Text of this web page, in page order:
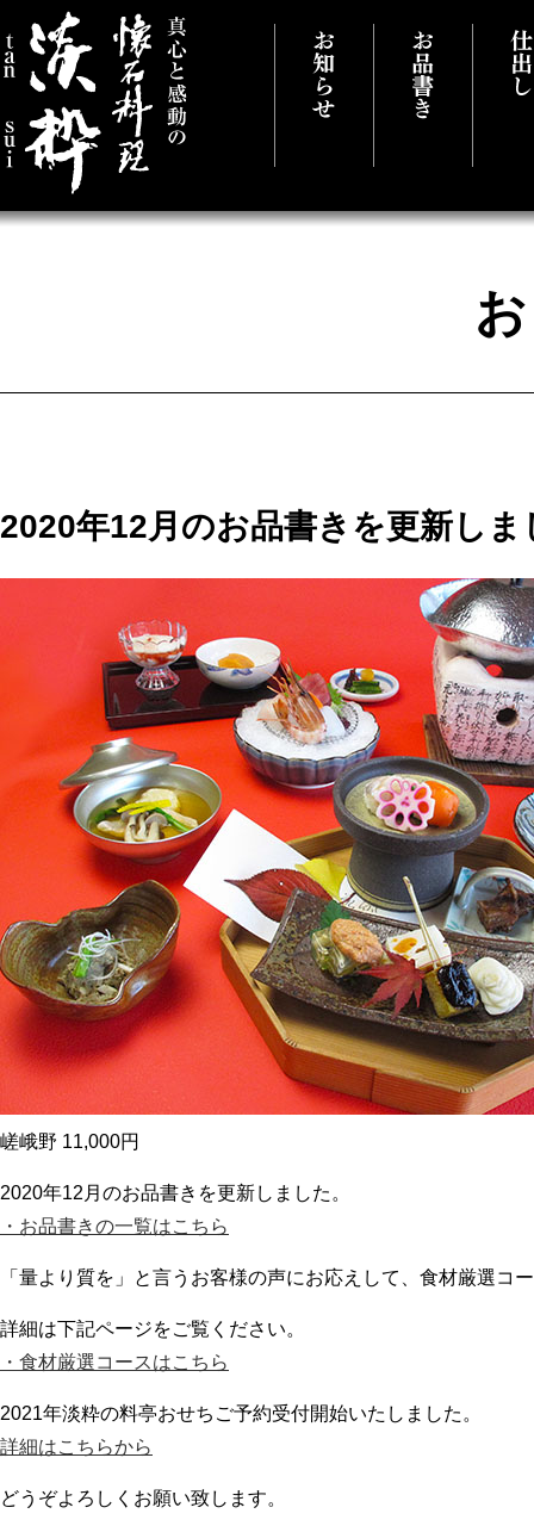
真心と感動の懐石料理 千葉県市原市
2020年12月のお品書きを更新しま
嵯峨野 11,000円
2020年12月のお品書きを更新しました。
・お品書きの一覧はこちら
「量より質を」と言うお客様の声にお応えして、食材厳選コ
詳細は下記ページをご覧ください。
・食材厳選コースはこちら
2021年淡粋の料亭おせちご予約受付開始いたしました。
詳細はこちらから
どうぞよろしくお願い致します。